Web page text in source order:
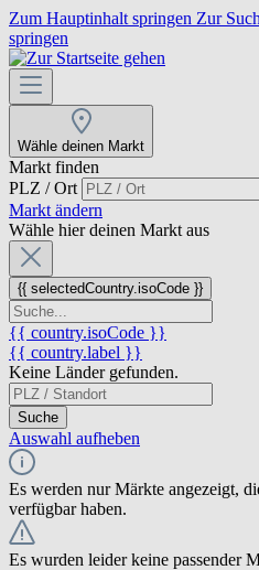
Zum Hauptinhalt springen Zur
springen
Wähle deinen Markt
Markt finden
PLZ / Ort
Markt ändern
Wähle hier deinen Markt aus
{{ selectedCountry.isoCode }}
{{ country.isoCode }}
{{ country.label }}
Keine Länder gefunden.
Suche
Auswahl aufheben
Es werden nur Märkte angezeigt,
verfügbar haben.
Es wurden leider keine passender